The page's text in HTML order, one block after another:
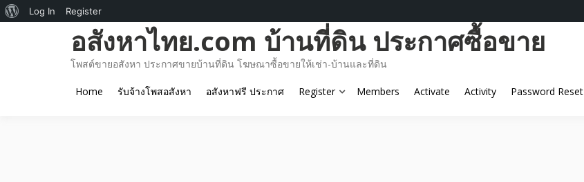
อสังหาไทย.com บ้านที่ดิน ประกาศซื้อขาย
โพสต์ขายอสังหา ประกาศขายบ้านที่ดิน โฆษณาซื้อขายให้เช่า-บ้านและที่ดิน
Home รับจ้างโพสอสังหา อสังหาฟรี ประกาศ Register Members Activate Activity Password Reset
About
Log In Register